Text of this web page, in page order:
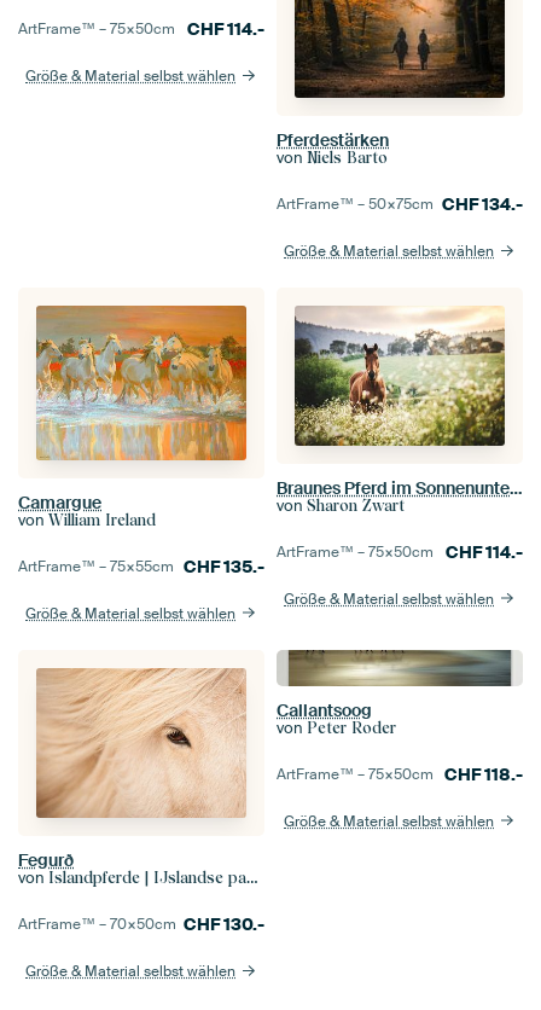
ArtFrame™ –75×50cm CHF114.-
Größe & Material selbst wählen
Pferdestärken
von Niels Barto
ArtFrame™ –50×75cm CHF134.-
Größe & Material selbst wählen
Camargue
von William Ireland
ArtFrame™ –75×55cm CHF135.-
Größe & Material selbst wählen
Braunes Pferd im Sonnenuntergang
von Sharon Zwart
ArtFrame™ –75×50cm CHF114.-
Größe & Material selbst wählen
Fegurð
von Islandpferde | IJslandse paarden | Icelandic horses
ArtFrame™ –70×50cm CHF130.-
Größe & Material selbst wählen
Callantsoog
von Peter Roder
ArtFrame™ –75×50cm CHF118.-
Größe & Material selbst wählen